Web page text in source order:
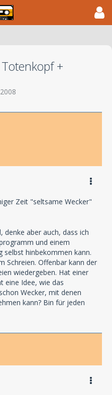
+
Zeit "seltsame Wecker"
denke aber auch, dass ich
und einem
selbst hinbekommen kann.
Schreien. Offenbar kann der
wiedergeben. Hat einer
eine Idee, wie das
Wecker, mit denen
kann? Bin für jeden